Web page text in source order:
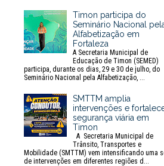
Timon participa do
Seminário Nacional
Alfabetização em
Fortaleza
A Secretaria Municipal de
Educação de Timon (SEMED)
participa, durante os dias, 29 e 30 de julho, do
Seminário Nacional pela Alfabetização, ...
SMTTM amplia
intervenções e
segurança viária em
Timon
A Secretaria Municipal de
Trânsito, Transportes e
Mobilidade (SMTTM) vem intensificando uma
de intervenções em diferentes regiões d...